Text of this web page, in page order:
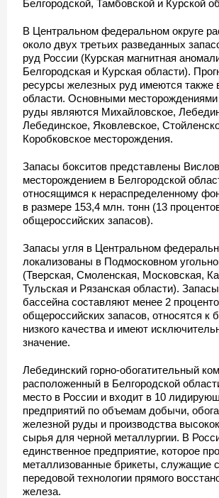
Белгородской, Тамбовской и Курской
В Центральном федеральном округе
около двух третьих разведанных
руд России (Курская магнитная
Белгородская и Курская области).
ресурсы железных руд имеются также
области. Основными
руды являются Михайловское,
Лебединское, Яковлевское,
Коробковское месторождения.
Запасы бокситов представлены
месторождением в Белгородской
относящимся к нераспределенному
в размере 153,4 млн. тонн (13
общероссийских запасов).
Запасы угля в Центральном
локализованы в Подмосковном
(Тверская, Смоленская, Московская,
Тульская и Рязанская области). Запасы
бассейна составляют менее 2
общероссийских запасов, относятся к
низкого качества и имеют
значение.
Лебединский горно-обогатительный
расположенный в Белгородской
место в России и входит в 10
предприятий по объемам добычи,
железной руды и производства
сырья для черной металлургии. В
единственное предприятие, которое
металлизованные брикеты, служащие
передовой технологии прямого
железа.